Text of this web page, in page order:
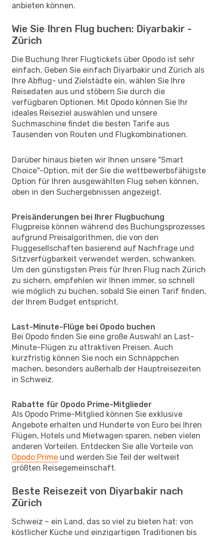
anbieten können.
Wie Sie Ihren Flug buchen: Diyarbakir -
Zürich
Die Buchung Ihrer Flugtickets über Opodo ist sehr
einfach. Geben Sie einfach Diyarbakir und Zürich als
Ihre Abflug- und Zielstädte ein, wählen Sie Ihre
Reisedaten aus und stöbern Sie durch die
verfügbaren Optionen. Mit Opodo können Sie Ihr
ideales Reiseziel auswählen und unsere
Suchmaschine findet die besten Tarife aus
Tausenden von Routen und Flugkombinationen.
Darüber hinaus bieten wir Ihnen unsere "Smart
Choice"-Option, mit der Sie die wettbewerbsfähigste
Option für Ihren ausgewählten Flug sehen können,
oben in den Suchergebnissen angezeigt.
Preisänderungen bei Ihrer Flugbuchung
Flugpreise können während des Buchungsprozesses
aufgrund Preisalgorithmen, die von den
Fluggesellschaften basierend auf Nachfrage und
Sitzverfügbarkeit verwendet werden, schwanken.
Um den günstigsten Preis für Ihren Flug nach Zürich
zu sichern, empfehlen wir Ihnen immer, so schnell
wie möglich zu buchen, sobald Sie einen Tarif finden,
der Ihrem Budget entspricht.
Last-Minute-Flüge bei Opodo buchen
Bei Opodo finden Sie eine große Auswahl an Last-
Minute-Flügen zu attraktiven Preisen. Auch
kurzfristig können Sie noch ein Schnäppchen
machen, besonders außerhalb der Hauptreisezeiten
in Schweiz.
Rabatte für Opodo Prime-Mitglieder
Als Opodo Prime-Mitglied können Sie exklusive
Angebote erhalten und Hunderte von Euro bei Ihren
Flügen, Hotels und Mietwagen sparen, neben vielen
anderen Vorteilen. Entdecken Sie alle Vorteile von
Opodo Prime und werden Sie Teil der weltweit
größten Reisegemeinschaft.
Beste Reisezeit von Diyarbakir nach
Zürich
Schweiz – ein Land, das so viel zu bieten hat: von
köstlicher Küche und einzigartigen Traditionen bis